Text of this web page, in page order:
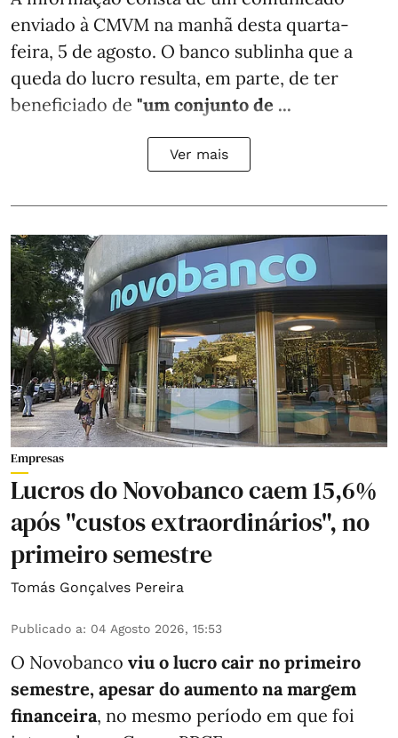
enviado à CMVM na manhã desta quarta-
feira, 5 de agosto. O banco sublinha que a
queda do lucro resulta, em parte, de ter
beneficiado de "um conjunto de ...
Ver mais
Empresas
Lucros do Novobanco caem 15,6%
após "custos extraordinários", no
primeiro semestre
Tomás Gonçalves Pereira
Publicado a: 04 Agosto 2026, 15:53
O Novobanco viu o lucro cair no primeiro
semestre, apesar do aumento na margem
financeira, no mesmo período em que foi